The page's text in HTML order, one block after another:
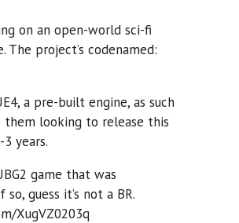
on an open-world sci-fi
The project’s codenamed:
a pre-built engine, as such
them looking to release this
years.
game that was
guess it’s not a BR.
XugVZ0203q